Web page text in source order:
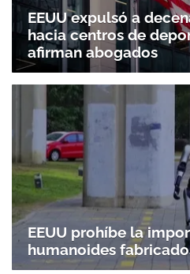
EEUU expulsó a
hacia centros de
afirman abogados
EEUU prohíbe la
humanoides